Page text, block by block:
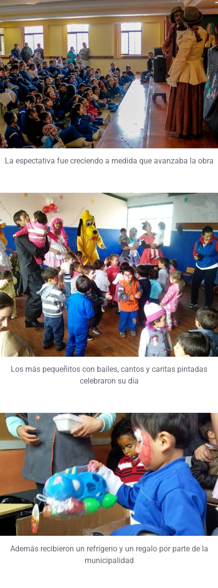
La espectativa fue creciendo a medida que avanzaba la obra
Los más pequeñitos con bailes, cantos y caritas pintadas
celebraron su día
Además recibieron un refrigerio y un regalo por parte de la
municipalidad